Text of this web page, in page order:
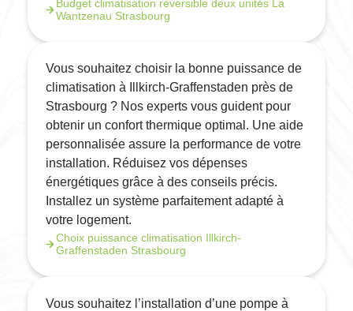
Budget climatisation réversible deux unités La
Wantzenau Strasbourg
Vous souhaitez choisir la bonne puissance de
climatisation à Illkirch-Graffenstaden près de
Strasbourg ? Nos experts vous guident pour
obtenir un confort thermique optimal. Une aide
personnalisée assure la performance de votre
installation. Réduisez vos dépenses
énergétiques grâce à des conseils précis.
Installez un système parfaitement adapté à
votre logement.
Choix puissance climatisation Illkirch-
Graffenstaden Strasbourg
Vous souhaitez l’installation d’une pompe à